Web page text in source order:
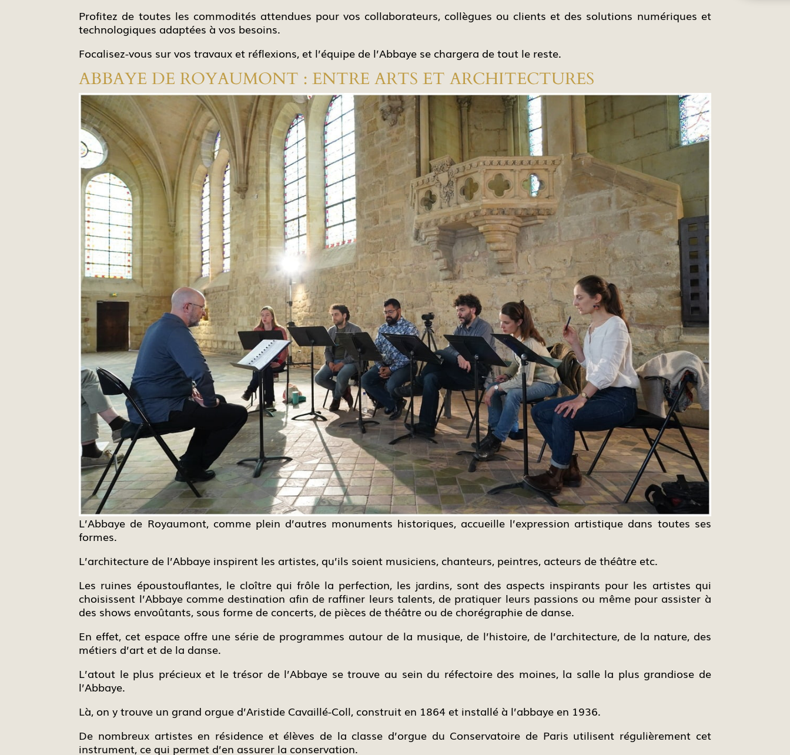
Profitez de toutes les commodités attendues pour vos collaborateurs, collègues ou clients et des solutions numériques et
technologiques adaptées à vos besoins.
Focalisez-vous sur vos travaux et réflexions, et l’équipe de l’Abbaye se chargera de tout le reste.
ABBAYE DE ROYAUMONT : ENTRE ARTS ET ARCHITECTURES
L’Abbaye de Royaumont, comme plein d’autres monuments historiques, accueille l’expression artistique dans toutes ses
formes.
L’architecture de l’Abbaye inspirent les artistes, qu’ils soient musiciens, chanteurs, peintres, acteurs de théâtre etc.
Les ruines époustouflantes, le cloître qui frôle la perfection, les jardins, sont des aspects inspirants pour les artistes qui
choisissent l’Abbaye comme destination afin de raffiner leurs talents, de pratiquer leurs passions ou même pour assister à
des shows envoûtants, sous forme de concerts, de pièces de théâtre ou de chorégraphie de danse.
En effet, cet espace offre une série de programmes autour de la musique, de l’histoire, de l’architecture, de la nature, des
métiers d’art et de la danse.
L’atout le plus précieux et le trésor de l’Abbaye se trouve au sein du réfectoire des moines, la salle la plus grandiose de
l’Abbaye.
Là, on y trouve un grand orgue d’Aristide Cavaillé-Coll, construit en 1864 et installé à l’abbaye en 1936.
De nombreux artistes en résidence et élèves de la classe d’orgue du Conservatoire de Paris utilisent régulièrement cet
instrument, ce qui permet d’en assurer la conservation.